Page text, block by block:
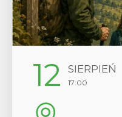
29 SIERPIEŃ
08:00 - 18:00